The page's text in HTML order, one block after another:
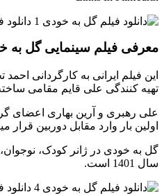
معرفی فیلم سینمایی گل به
این فیلم ایرانی به کارگردانی
تهیه کنندگی علی قایم مقامی
علی رهبری و آرین بهاری اعضای
اولین بار وارد مقابل دوربین قرار
گل به خودی در ژانر کودک،
سال 1401 است.